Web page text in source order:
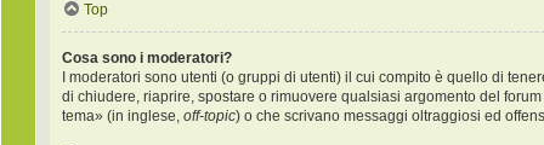
Top
Cosa sono i moderatori?
I moderatori sono utenti (o gruppi di utenti) il cui compito è quello di
di chiudere, riaprire, spostare o rimuovere qualsiasi argomento del
tema» (in inglese, off-topic) o che scrivano messaggi oltraggiosi ed